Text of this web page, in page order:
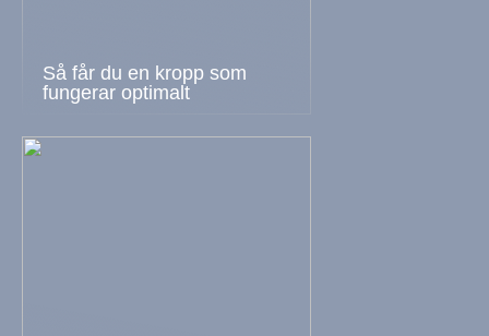
Så får du en kropp som
fungerar optimalt